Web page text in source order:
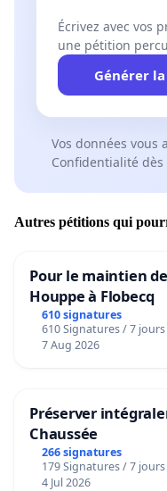
Écrivez avec vos
une pétition
Générer
Vos données vous
Confidentialité
Autres pétitions qui
Pour le maintien
Houppe à Flobecq
610 signatures
610 Signatures / 7 jours
7 Aug 2026
Préserver
Chaussée
266 signatures
179 Signatures / 7 jours
4 Jul 2026